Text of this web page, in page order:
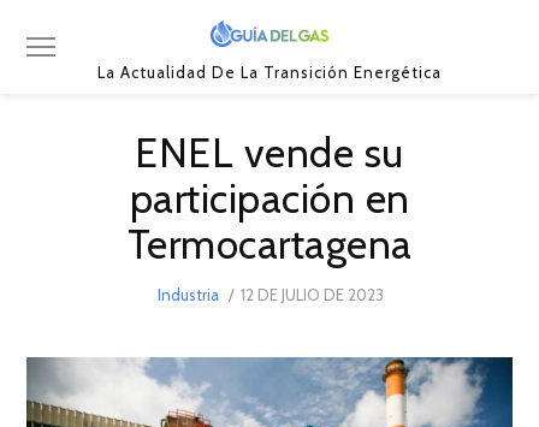
La Actualidad De La Transición Energética
ENEL vende su
participación en
Termocartagena
Industria
POSTED
12 DE JULIO DE 2023
DE
2023